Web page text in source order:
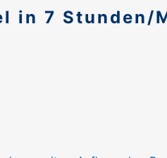
in 7 Stunden/